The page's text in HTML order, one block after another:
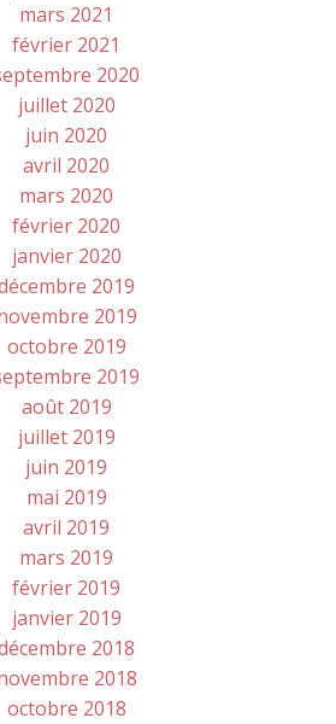
mars 2021
février 2021
2020
juillet 2020
juin 2020
avril 2020
mars 2020
février 2020
janvier 2020
2019
2019
octobre 2019
2019
août 2019
juillet 2019
juin 2019
mai 2019
avril 2019
mars 2019
février 2019
janvier 2019
2018
2018
octobre 2018